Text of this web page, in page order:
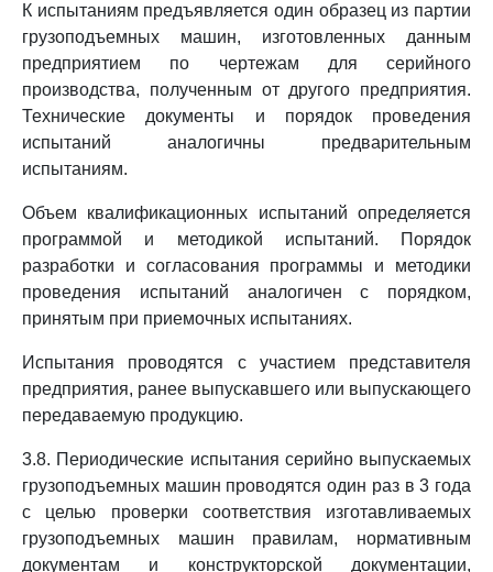
К испытаниям предъявляется один образец из партии
грузоподъемных машин, изготовленных данным
предприятием по чертежам для серийного
производства, полученным от другого предприятия.
Технические документы и порядок проведения
испытаний аналогичны предварительным
испытаниям.
Объем квалификационных испытаний определяется
программой и методикой испытаний. Порядок
разработки и согласования программы и методики
проведения испытаний аналогичен с порядком,
принятым при приемочных испытаниях.
Испытания проводятся с участием представителя
предприятия, ранее выпускавшего или выпускающего
передаваемую продукцию.
3.8. Периодические испытания серийно выпускаемых
грузоподъемных машин проводятся один раз в 3 года
с целью проверки соответствия изготавливаемых
грузоподъемных машин правилам, нормативным
документам и конструкторской документации,